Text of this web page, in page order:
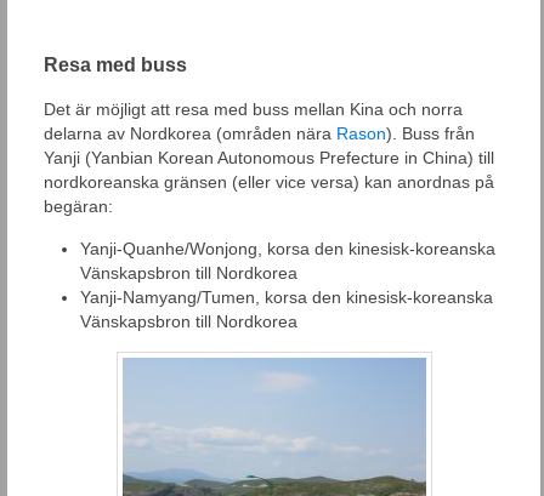
Resa med buss
Det är möjligt att resa med buss mellan Kina och norra
delarna av Nordkorea (områden nära Rason). Buss från
Yanji (Yanbian Korean Autonomous Prefecture in China) till
nordkoreanska gränsen (eller vice versa) kan anordnas på
begäran:
Yanji-Quanhe/Wonjong, korsa den kinesisk-koreanska
Vänskapsbron till Nordkorea
Yanji-Namyang/Tumen, korsa den kinesisk-koreanska
Vänskapsbron till Nordkorea